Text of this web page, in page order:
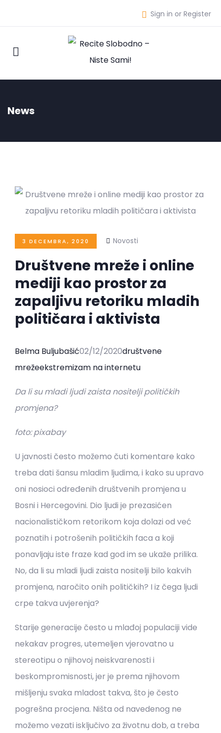
Sign in or Register
News
3 DECEMBRA, 2020 Novosti
Društvene mreže i online
mediji kao prostor za
zapaljivu retoriku mladih
političara i aktivista
Belma Buljubašić02/12/2020društvene
mrežeekstremizam na internetu
Da li su mladi ljudi zaista nositelji političkih
promjena?
foto: pixabay
U javnosti često možemo čuti komentare kako
treba dati šansu mladim ljudima, i kako su upravo
oni nosioci određenih društvenih promjena u
Bosni i Hercegovini. Dio ljudi je prezasićen
nacionalističkom retorikom koja dolazi od već
poznatih i potrošenih političkih faca a koji
ponavljaju iste fraze kad god im se ukaže prilika.
No, da li su mladi ljudi zaista nositelji bilo kakvih
promjena, naročito onih političkih? I iz čega ljudi
crpe takva uvjerenja?
Starije generacije često u mlađoj populaciji vide
nekakav progres, utemeljen vjerovatno u
stereotipu o njihovoj neiskvarenosti i
beskompromisnosti, jer je prema njihovom
mišljenju svaka mladost takva, što je često
pogrešna procjena. Ništa od navedenog ne
možemo vezati isključivo za životnu dob, a treba